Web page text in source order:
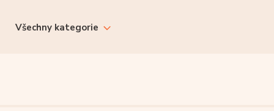
Všechny kategorie